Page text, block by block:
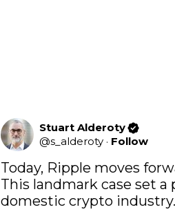
Stuart Alderoty
@s_alderoty · Follow
Today, Ripple moves
This landmark case set
domestic crypto industry.